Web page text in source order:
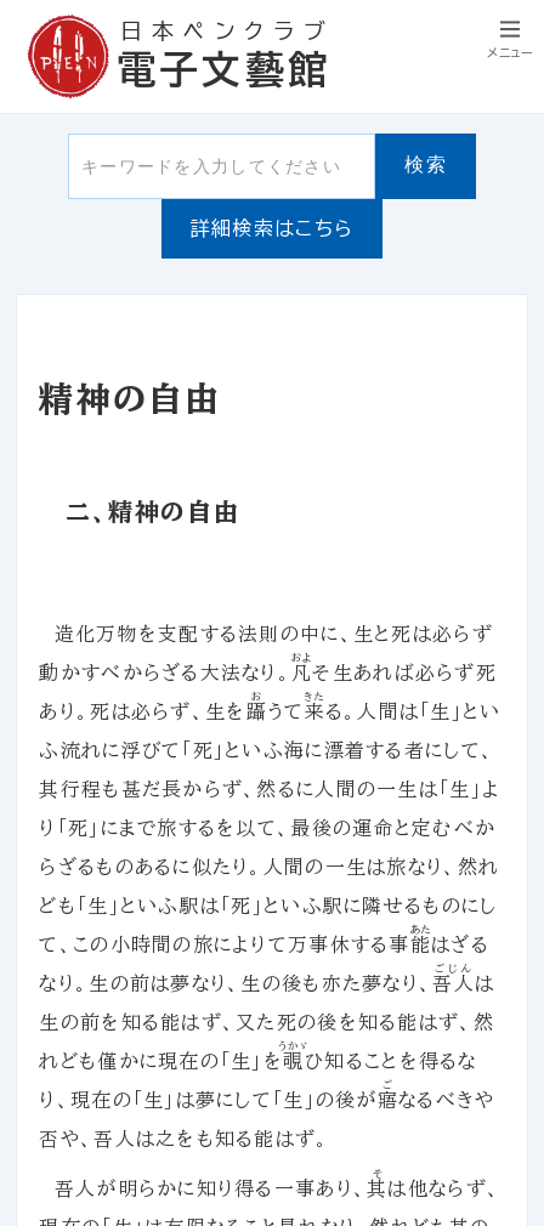
日本ペンクラブ
電子文藝館
検索
詳細検索はこちら
精神の自由
二、精神の自由
造化万物を支配する法則の中に、生と死は必らず
動かすべからざる大法なり。 凡
およ
そ生あれば必らず死
あり。死は必らず、生を 躡
お
うて 来
きた
る。人間は「生」とい
ふ流れに浮びて「死」といふ海に漂着する者にして、
其行程も甚だ長からず、然るに人間の一生は「生」よ
り「死」にまで旅するを以て、最後の運命と定むべか
らざるものあるに似たり。人間の一生は旅なり、然れ
ども「生」といふ駅は「死」といふ駅に隣せるものにし
て、この小時間の旅によりて万事休する事能
あた
はざる
なり。生の前は夢なり、生の後も亦た夢なり、吾人
ごじん
は
生の前を知る能はず、又た死の後を知る能はず、然
れども僅かに現在の「生」を覗
うかゞ
ひ知ることを得るな
り、現在の「生」は夢にして「生」の後が寤
ご
なるべきや
否や、吾人は之をも知る能はず。
吾人が明らかに知り得る一事あり、其
そ
は他ならず、
メニュー